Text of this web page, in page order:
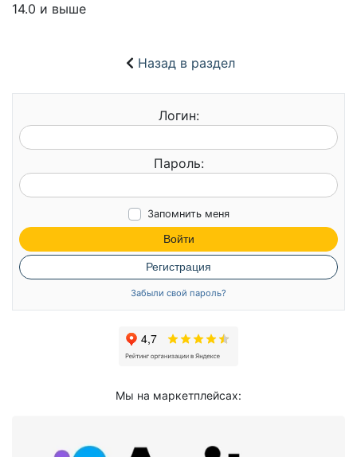
14.0 и выше
Назад в раздел
Логин:
Пароль:
Запомнить меня
Войти
Регистрация
Забыли свой пароль?
Мы на маркетплейсах: